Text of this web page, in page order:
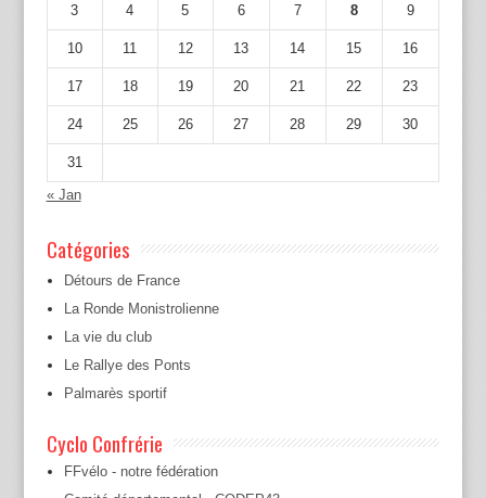
3 4 5 6 7 8 9
10 11 12 13 14 15 16
17 18 19 20 21 22 23
24 25 26 27 28 29 30
31
« Jan
Catégories
Détours de France
La Ronde Monistrolienne
La vie du club
Le Rallye des Ponts
Palmarès sportif
Cyclo Confrérie
FFvélo - notre fédération